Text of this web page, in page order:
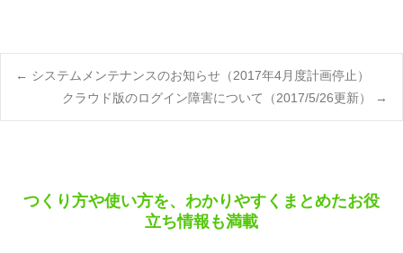
Post
← システムメンテナンスのお知らせ（2017年4月度計画停止）
クラウド版のログイン障害について（2017/5/26更新）
→
つくり方や使い方を、わかりやすくまとめたお役
立ち情報も満載